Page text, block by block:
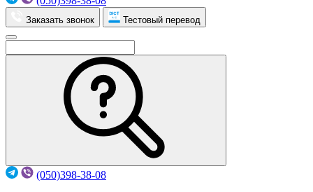
Заказать звонок Тестовый перевод
(050)398-38-08